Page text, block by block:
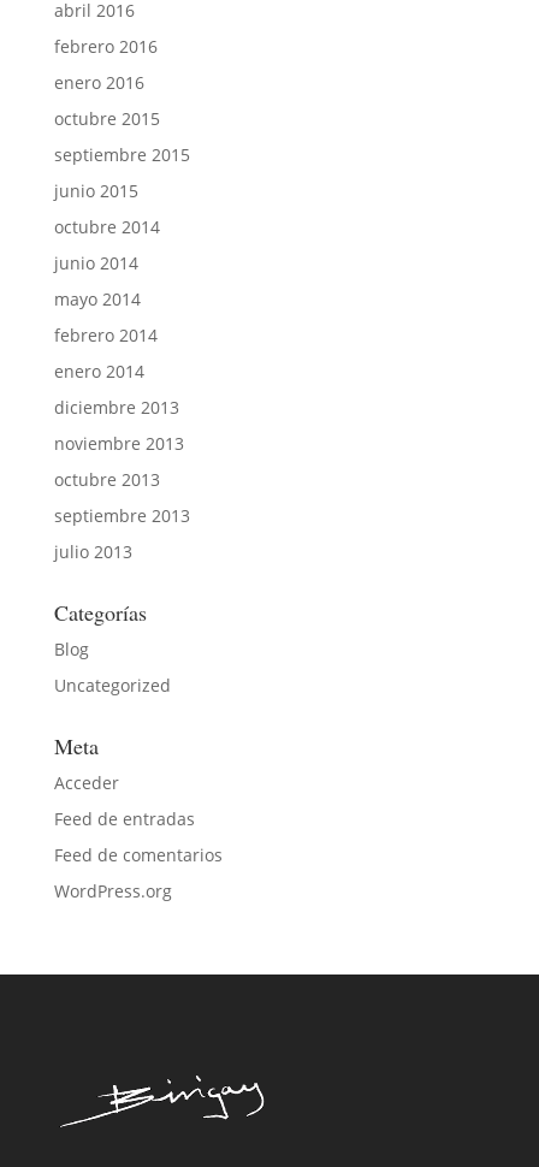
abril 2016
febrero 2016
enero 2016
octubre 2015
septiembre 2015
junio 2015
octubre 2014
junio 2014
mayo 2014
febrero 2014
enero 2014
diciembre 2013
noviembre 2013
octubre 2013
septiembre 2013
julio 2013
Categorías
Blog
Uncategorized
Meta
Acceder
Feed de entradas
Feed de comentarios
WordPress.org